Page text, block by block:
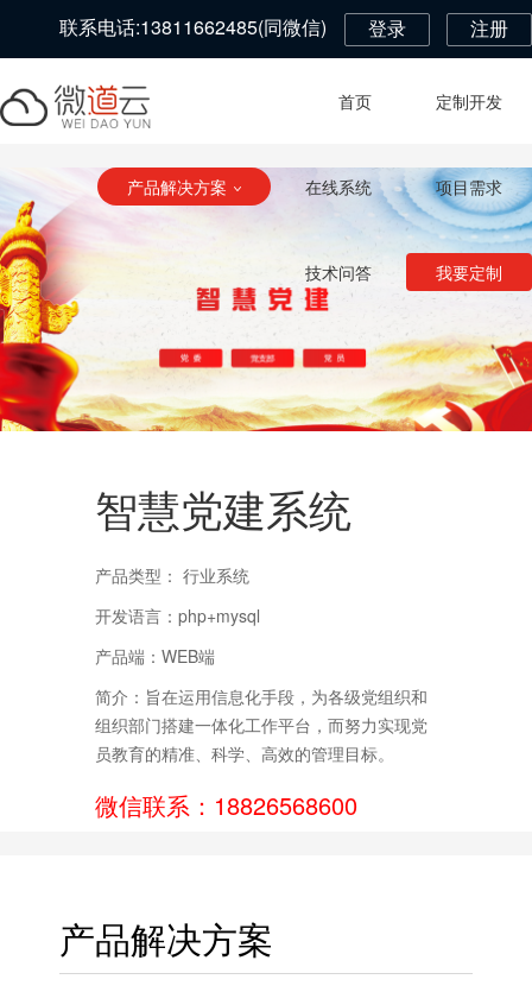
联系电话:13811662485(同微信) 登录 注册
首页 定制开发
产品解决方案 在线系统 项目需求
技术问答 我要定制
智慧党建系统
产品类型： 行业系统
开发语言：php+mysql
产品端：WEB端
简介：旨在运用信息化手段，为各级党组织和
组织部门搭建一体化工作平台，而努力实现党
员教育的精准、科学、高效的管理目标。
微信联系：18826568600
产品解决方案